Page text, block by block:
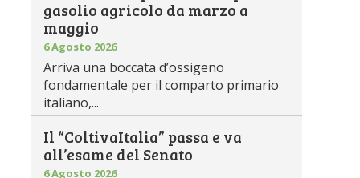
gasolio agricolo da marzo a
maggio
6 Agosto 2026
Arriva una boccata d’ossigeno
fondamentale per il comparto primario
italiano,...
Il “ColtivaItalia” passa e va
all’esame del Senato
6 Agosto 2026